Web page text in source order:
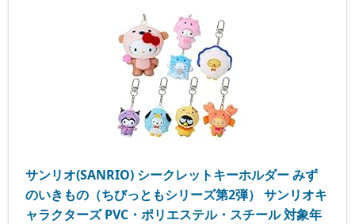
サンリオ(SANRIO) シークレットキーホルダー みず
のいきもの（ちびっともシリーズ第2弾） サンリオキ
ャラクターズ PVC・ポリエステル・スチール 対象年